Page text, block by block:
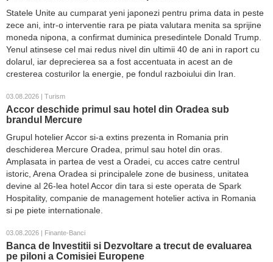
Statele Unite au cumparat yeni japonezi pentru prima data in peste
zece ani, intr-o interventie rara pe piata valutara menita sa sprijine
moneda nipona, a confirmat duminica presedintele Donald Trump.
Yenul atinsese cel mai redus nivel din ultimii 40 de ani in raport cu
dolarul, iar deprecierea sa a fost accentuata in acest an de
cresterea costurilor la energie, pe fondul razboiului din Iran.
03.08.2026 | Turism
Accor deschide primul sau hotel din Oradea sub
brandul Mercure
Grupul hotelier Accor si-a extins prezenta in Romania prin
deschiderea Mercure Oradea, primul sau hotel din oras.
Amplasata in partea de vest a Oradei, cu acces catre centrul
istoric, Arena Oradea si principalele zone de business, unitatea
devine al 26-lea hotel Accor din tara si este operata de Spark
Hospitality, companie de management hotelier activa in Romania
si pe piete internationale.
03.08.2026 | Finante-Banci
Banca de Investitii si Dezvoltare a trecut de evaluarea
pe piloni a Comisiei Europene